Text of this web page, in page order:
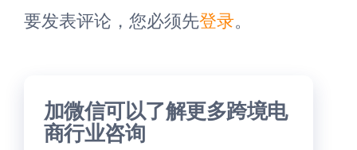
要发表评论，您必须先登录。
加微信可以了解更多跨境电
商行业咨询